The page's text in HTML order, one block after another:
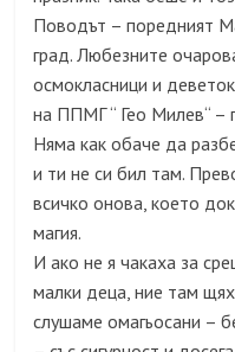
Поводът – поредният
град. Любезните
осмокласници и
на ППМГ “ Гео Милев“ –
Няма как обаче да
и ти не си бил там.
всичко онова, което
магия.
И ако не я чакаха за
малки деца, ние там
слушаме омагьосани –